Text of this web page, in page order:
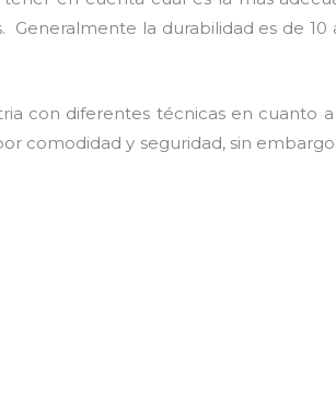
la durabilidad es de
con diferentes técnicas en cuanto a
comodidad y seguridad, sin